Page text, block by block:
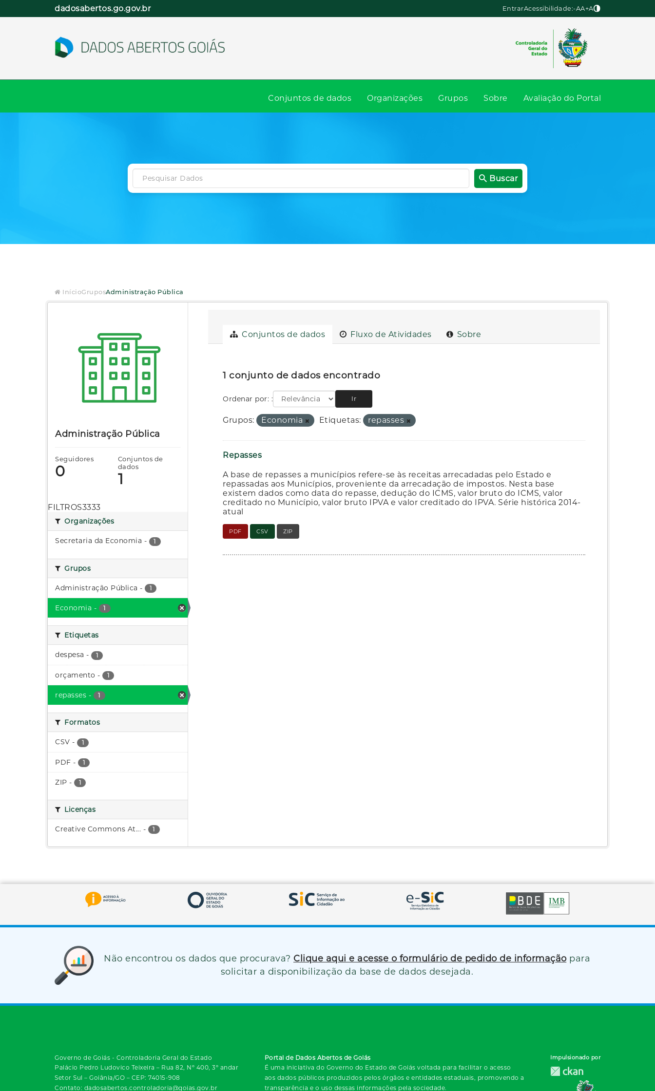
dadosabertos.go.gov.br EntrarAcessibilidade:-AA+A
Conjuntos de dados Organizações Grupos Sobre Avaliação do Portal
Buscar
InícioGruposAdministração Pública
Administração Pública
Seguidores
0
Conjuntos de
dados
1
FILTROS3333
Organizações
Secretaria da Economia - 1
Grupos
Administração Pública - 1
Economia - 1
Etiquetas
despesa - 1
orçamento - 1
repasses - 1
Formatos
CSV - 1
PDF - 1
ZIP - 1
Licenças
Creative Commons At... - 1
Conjuntos de dados Fluxo de Atividades Sobre
1 conjunto de dados encontrado
Ordenar por: Ir
Grupos: Economia Etiquetas: repasses
Repasses
A base de repasses a municípios refere-se às receitas arrecadadas pelo Estado e
repassadas aos Municípios, proveniente da arrecadação de impostos. Nesta base
existem dados como data do repasse, dedução do ICMS, valor bruto do ICMS, valor
creditado no Município, valor bruto IPVA e valor creditado do IPVA. Série histórica 2014-
atual
PDF CSV ZIP
Não encontrou os dados que procurava? Clique aqui e acesse o formulário de pedido de informação para
solicitar a disponibilização da base de dados desejada.
Governo de Goiás - Controladoria Geral do Estado
Palácio Pedro Ludovico Teixeira – Rua 82, Nº 400, 3º andar
Setor Sul – Goiânia/GO – CEP: 74015-908
Contato: dadosabertos.controladoria@goias.gov.br
Portal de Dados Abertos de Goiás
É uma iniciativa do Governo do Estado de Goiás voltada para facilitar o acesso
aos dados públicos produzidos pelos órgãos e entidades estaduais, promovendo a
transparência e o uso dessas informações pela sociedade.
Impulsionado por